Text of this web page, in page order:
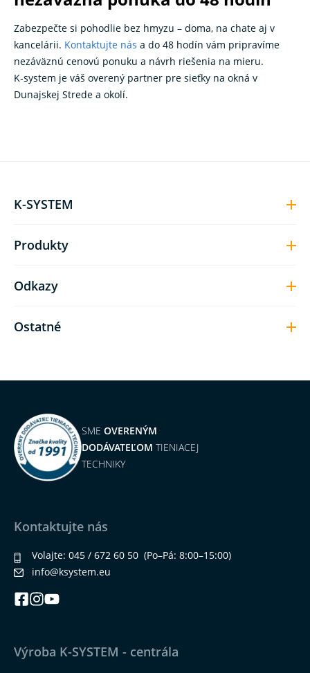
Zabezpečte si pohodlie bez hmyzu – doma, na chate aj v
kancelárii. Kontaktujte nás a do 48 hodín vám pripravíme
nezáväznú cenovú ponuku a návrh riešenia na mieru.
K‑system je váš overený partner pre sieťky na okná v
Dunajskej Strede a okolí.
K-SYSTEM
Produkty
Odkazy
Ostatné
SME OVERENÝM
DODÁVATEĽOM TIENIACEJ
TECHNIKY
Kontaktujte nás
Volajte: 045 / 672 60 50 (Po–Pá: 8:00–15:00)
info@ksystem.eu
Výroba K-SYSTEM - centrála